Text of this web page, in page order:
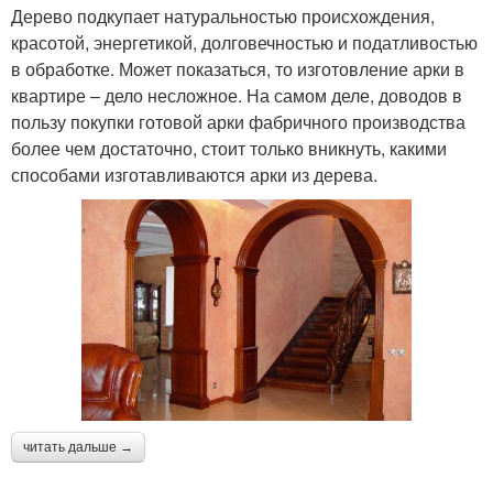
Дерево подкупает натуральностью происхождения,
красотой, энергетикой, долговечностью и податливостью
в обработке. Может показаться, то изготовление арки в
квартире – дело несложное. На самом деле, доводов в
пользу покупки готовой арки фабричного производства
более чем достаточно, стоит только вникнуть, какими
способами изготавливаются арки из дерева.
читать дальше →